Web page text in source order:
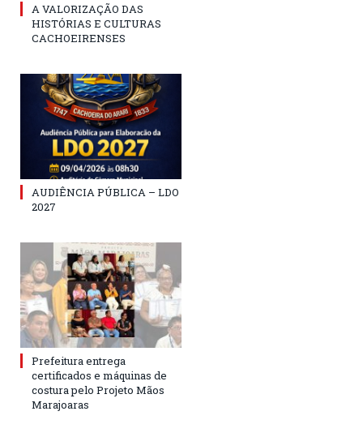
A VALORIZAÇÃO DAS
HISTÓRIAS E CULTURAS
CACHOEIRENSES
AUDIÊNCIA PÚBLICA – LDO
2027
Prefeitura entrega
certificados e máquinas de
costura pelo Projeto Mãos
Marajoaras